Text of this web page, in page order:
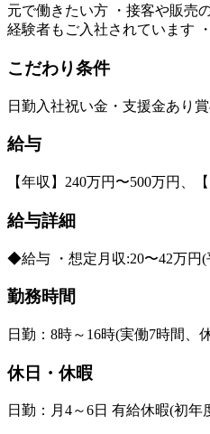
元で働きたい方 ・接客や販売
経験者もご入社されています
こだわり条件
日勤 入社祝い金・支援金あり
給与
【年収】240万円〜500万円、
給与詳細
◆給与 ・想定月収:20〜42万円(
勤務時間
日勤：8時～16時(実働7時間、
休日・休暇
日勤：月4～6日 有給休暇(初